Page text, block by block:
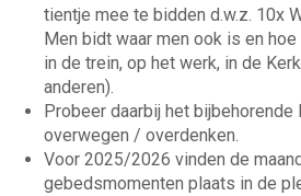
tientje mee te bidden d.w.z. 10x
Men bidt waar men ook is en
in de trein, op het werk, in de
anderen).
Probeer daarbij het
overwegen / overdenken.
Voor 2025/2026 vinden de
gebedsmomenten plaats in de